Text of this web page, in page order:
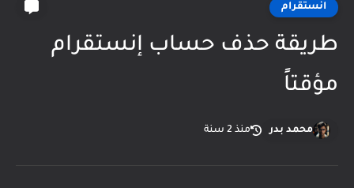
انستقرام
طريقة حذف حساب إنستقرام
مؤقتاً
محمد بدر منذ 2 سنة